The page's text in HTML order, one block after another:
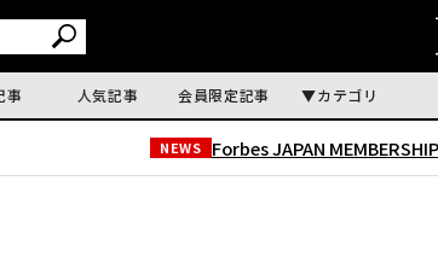
事 人気記事 会員限定記事 カテゴリ
NEWS Forbes JAPAN